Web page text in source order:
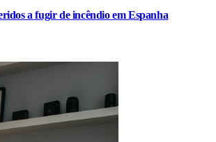
a fugir de incêndio em Espanha